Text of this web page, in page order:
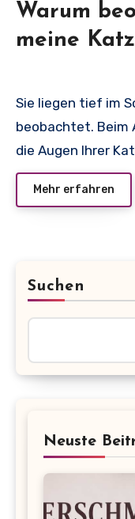
Warum
meine
Sie liegen tief im Schlaf und fühlen sich
beobachtet. Beim
die Augen Ihrer
Mehr erfahren
Suchen
Neuste